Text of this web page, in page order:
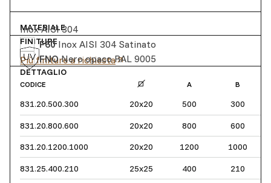
MATERIALE
Inox AISI 304
FINITURE
F60 Inox AISI 304 Satinato
FNO Nero opaco RAL 9005
Più finiture a richiesta
DETTAGLIO
CODICE A B
831.20.500.300 20x20 500
300
831.20.800.600
20x20 800
600
831.20.1200.1000
20x20 1200
1000
831.25.400.210
25x25 400
210